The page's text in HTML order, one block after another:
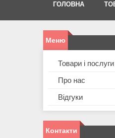
ГОЛОВНА
Товари і послуги
Про нас
Відгуки
Контакти